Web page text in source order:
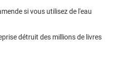
si vous utilisez de l'eau
détruit des millions de livres